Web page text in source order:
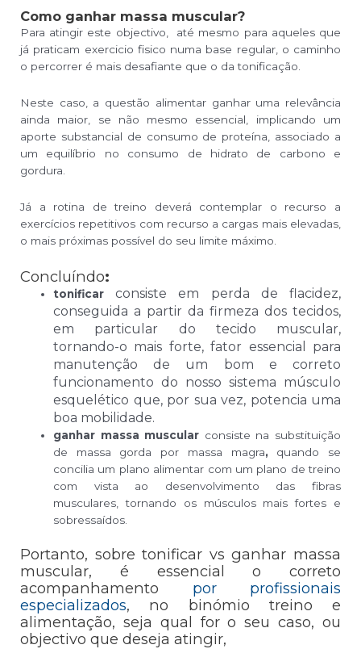
Como ganhar massa muscular?
Para atingir este objectivo, até mesmo para aqueles que
já praticam exercicio fisico numa base regular, o caminho
o percorrer é mais desafiante que o da tonificação.
Neste caso, a questão alimentar ganhar uma relevância
ainda maior, se não mesmo essencial, implicando um
aporte substancial de consumo de proteína, associado a
um equilíbrio no consumo de hidrato de carbono e
gordura.
Já a rotina de treino deverá contemplar o recurso a
exercícios repetitivos com recurso a cargas mais elevadas,
o mais próximas possível do seu limite máximo.
Concluíndo:
tonificarconsiste em perda de flacidez,
conseguida a partir da firmeza dos tecidos,
em particular do tecido muscular,
tornando-o mais forte, fator essencial para
manutenção de um bom e correto
funcionamento do nosso sistema músculo
esquelético que, por sua vez, potencia uma
boa mobilidade.
ganhar massa muscular consiste na substituição
de massa gorda por massa magra, quando se
concilia um plano alimentar com um plano de treino
com vista ao desenvolvimento das fibras
musculares, tornando os músculos mais fortes e
sobressaídos.
Portanto, sobre tonificar vs ganhar massa
muscular, é essencial o correto
acompanhamento por profissionais
especializados, no binómio treino e
alimentação, seja qual for o seu caso, ou
objectivo que deseja atingir,